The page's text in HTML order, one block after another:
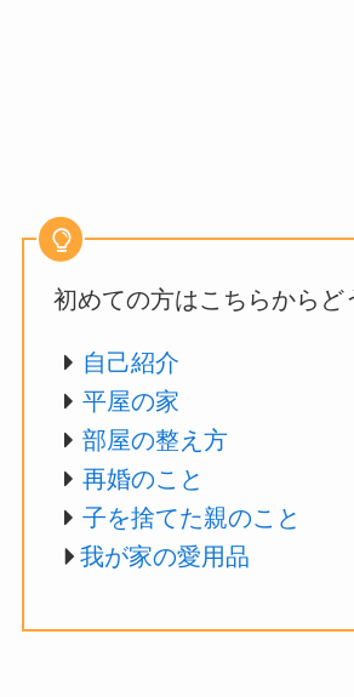
初めての方はこちらからど
自己紹介
平屋の家
部屋の整え方
再婚のこと
子を捨てた親のこと
我が家の愛用品